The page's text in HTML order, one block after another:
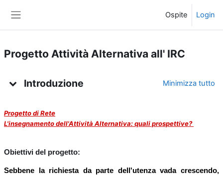
Ospite Login
Progetto Attività Alternativa all' IRC
Introduzione Minimizza tutto
Progetto di Rete
L'insegnamento dell'Attività Alternativa: quali prospettive?
Obiettivi del progetto:
Sebbene la richiesta da parte dell'utenza vada crescendo,